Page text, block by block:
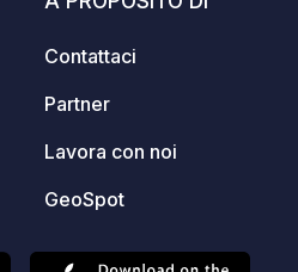
Contattaci
Partner
Lavora con noi
GeoSpot